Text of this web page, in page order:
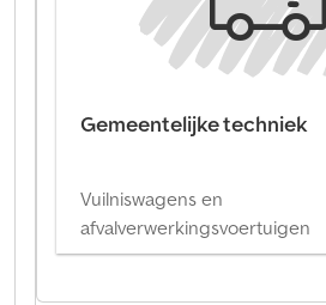
Gemeentelijke techniek
Vuilniswagens en
afvalverwerkingsvoertuigen